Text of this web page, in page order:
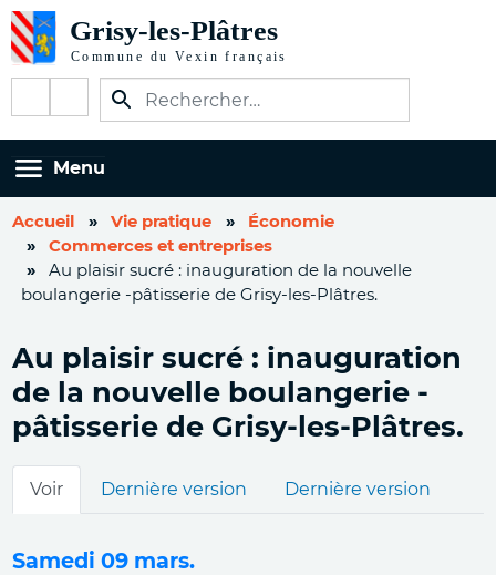
au
contenu
principal
sociaux
Menu
Accueil Vie pratique
Économie
Commerces et entreprises
Au plaisir sucré : inauguration de la nouvelle
boulangerie -pâtisserie de Grisy-les-Plâtres.
Au plaisir sucré : inauguration
de la nouvelle boulangerie -
pâtisserie de Grisy-les-Plâtres.
Onglets
Voir Dernière version Dernière version
Samedi 09 mars.